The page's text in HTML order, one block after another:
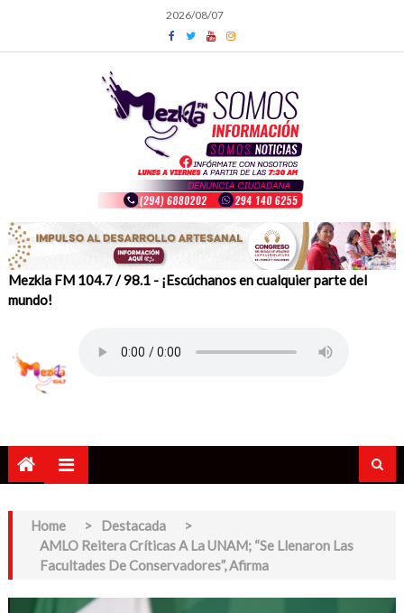
content
2026/08/07
Mezkla FM 104.7 / 98.1 - ¡Escúchanos en cualquier parte del
mundo!
Home > Destacada
>
AMLO Reitera Críticas A La UNAM; “se Llenaron Las
Facultades De Conservadores”, Afirma